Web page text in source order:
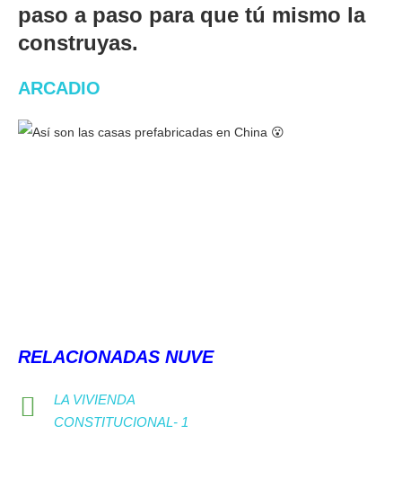
paso a paso para que tú mismo la
construyas.
ARCADIO
RELACIONADAS NUVE
LA VIVIENDA
CONSTITUCIONAL- 1